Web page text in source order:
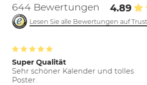
644 Bewertungen 4.89
Lesen Sie alle Bewertungen auf
Super Qualität
Sehr schöner Kalender und tolles
Poster.